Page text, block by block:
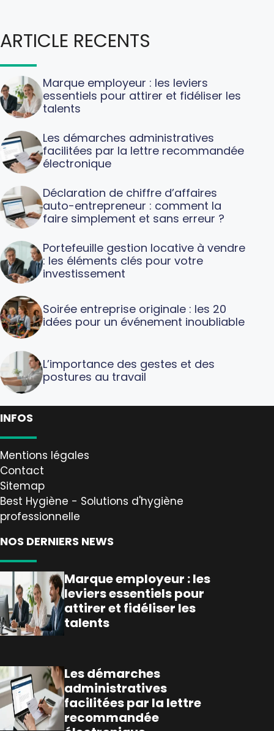
ARTICLE RECENTS
Marque employeur : les leviers
essentiels pour attirer et fidéliser les
talents
Les démarches administratives
facilitées par la lettre recommandée
électronique
Déclaration de chiffre d’affaires
auto-entrepreneur : comment la
faire simplement et sans erreur ?
Portefeuille gestion locative à vendre
: les éléments clés pour votre
investissement
Soirée entreprise originale : les 20
idées pour un événement inoubliable
L’importance des gestes et des
postures au travail
INFOS
Mentions légales
Contact
Sitemap
Best Hygiène - Solutions d'hygiène
professionnelle
NOS DERNIERS NEWS
Marque employeur : les
leviers essentiels pour
attirer et fidéliser les
talents
Les démarches
administratives
facilitées par la lettre
recommandée